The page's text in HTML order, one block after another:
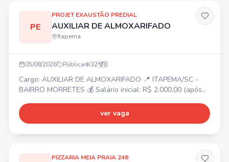
PE
PROJET EXAUSTÃO PREDIAL
AUXILIAR DE ALMOXARIFADO
Itapema
05/08/2026 Pública 32 0
Cargo: AUXILIAR DE ALMOXARIFADO 📍 ITAPEMA/SC -
BAIRRO MORRETES 💰 Salário inicial: R$ 2.000,00 (após
sexta-feira 📋 Atividades: Organizar e cuidar do estoque;
Contar e conferir o estoque; Entregar peças e materiais à
ver vaga
PIZZARIA MEIA PRAIA 246